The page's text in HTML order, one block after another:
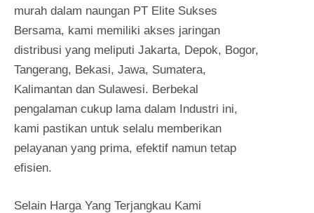
murah dalam naungan PT Elite Sukses
Bersama, kami memiliki akses jaringan
distribusi yang meliputi Jakarta, Depok, Bogor,
Tangerang, Bekasi, Jawa, Sumatera,
Kalimantan dan Sulawesi. Berbekal
pengalaman cukup lama dalam Industri ini,
kami pastikan untuk selalu memberikan
pelayanan yang prima, efektif namun tetap
efisien.
Selain Harga Yang Terjangkau Kami